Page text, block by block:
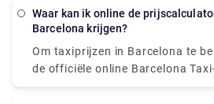
Ramblas, waar mensen de weg
een auto. De metro, bussen,
transferwagens hebben een
Waar kan ik online de prijscalculator voor een taxi van
Barcelona krijgen?
Om taxiprijzen in Barcelona te
de officiële online Barcelona
Het schat de kosten van een